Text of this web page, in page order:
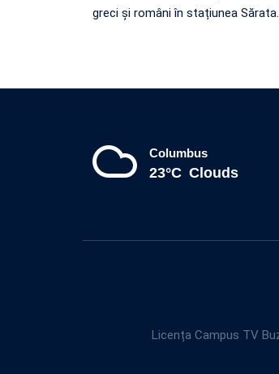
greci și români în stațiunea Sărata
Columbus
23°C Clouds
Licența Campus TV